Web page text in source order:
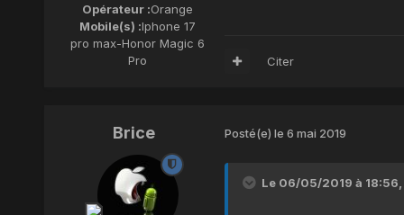
Opérateur :Orange
Mobile(s) :Iphone 17
pro max-Honor Magic 6
Pro
Citer
Brice Posté(e) le 6 mai 2019
Le 06/05/2019 à 18:56,